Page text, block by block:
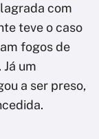
com
teve o caso
fogos de
um
a ser preso,